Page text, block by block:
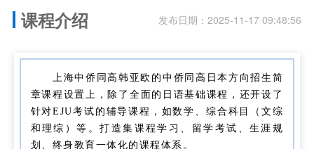
课程介绍 发布日期：2025-11-17 09:48:56
上海中侨同高韩亚欧的中侨同高日本方向招生简
章课程设置上，除了全面的日语基础课程，还开设了
针对EJU考试的辅导课程，如数学、综合科目（文综
和理综）等。打造集课程学习、留学考试、生涯规
划、终身教育一体化的课程体系。